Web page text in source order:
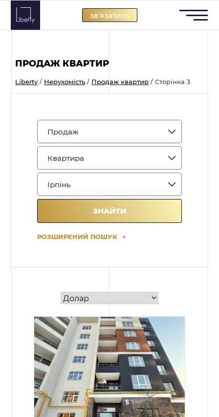
Skip
content
звʼязатись
ПРОДАЖ КВАРТИР
Liberty / Нерухомість / Продаж квартир /Сторінка 3
РОЗШИРЕНИЙ ПОШУК +